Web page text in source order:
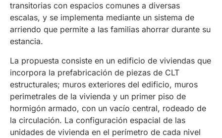
transitorias con espacios comunes a diversas
escalas, y se implementa mediante un sistema de
arriendo que permite a las familias ahorrar durante su
estancia.
La propuesta consiste en un edificio de viviendas que
incorpora la prefabricación de piezas de CLT
estructurales; muros exteriores del edificio, muros
perimetrales de la vivienda y un primer piso de
hormigón armado, con un vacío central, rodeado de
la circulación. La configuración espacial de las
unidades de vivienda en el perímetro de cada nivel